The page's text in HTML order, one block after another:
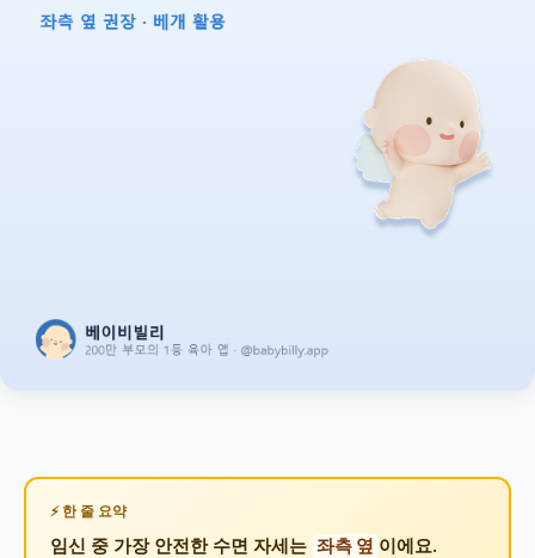
한 줄 요약
임신 중 가장 안전한 수면 자세는 좌측 옆 이에요.